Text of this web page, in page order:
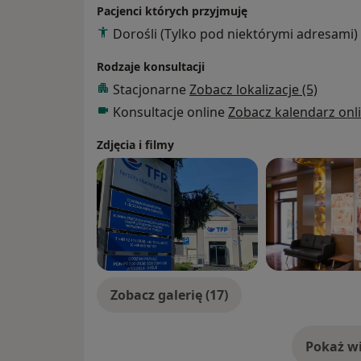
Onkologicznej Szpitala Uniwersyteckiego
specjalizację z Endokrynologii
holistyczne podejście do zdrowia
Jestem członkinią Polskiego Towarzystwa
(PTMRiE), Polskiego Towarzystwa
Towarzystwa Rozrodu Człowieka i
licznych szkoleniach, kursach i
umiejętności i być na bieżąco z aktualną
Pacjenci których przyjmuję
Dorośli (Tylko pod niektórymi adresami)
Rodzaje konsultacji
Stacjonarne Zobacz lokalizacje (5)
Konsultacje online Zobacz kalendarz
Zdjęcia i filmy
Zobacz galerię (17)
Pokaż o